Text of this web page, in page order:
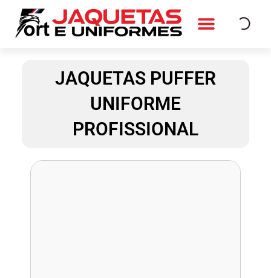
JAQUETAS PUFFER
UNIFORME
PROFISSIONAL